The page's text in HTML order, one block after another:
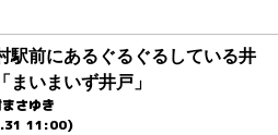
駅前にあるぐるぐるしている井
まいまいず井戸」
さゆき
11:00)